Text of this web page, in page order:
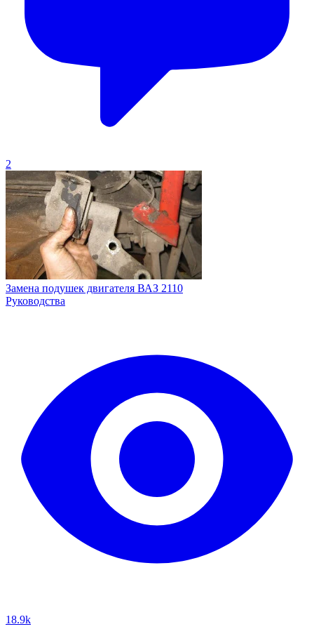
2
Замена подушек двигателя ВАЗ 2110
Руководства
18.9k